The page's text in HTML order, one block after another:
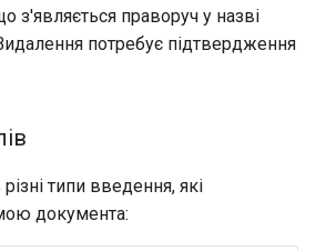
з'являється праворуч у назві
потребує підтвердження
типи введення, які
документа: